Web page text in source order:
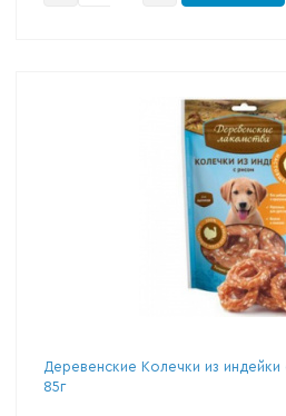
Деревенские Колечки из
85г